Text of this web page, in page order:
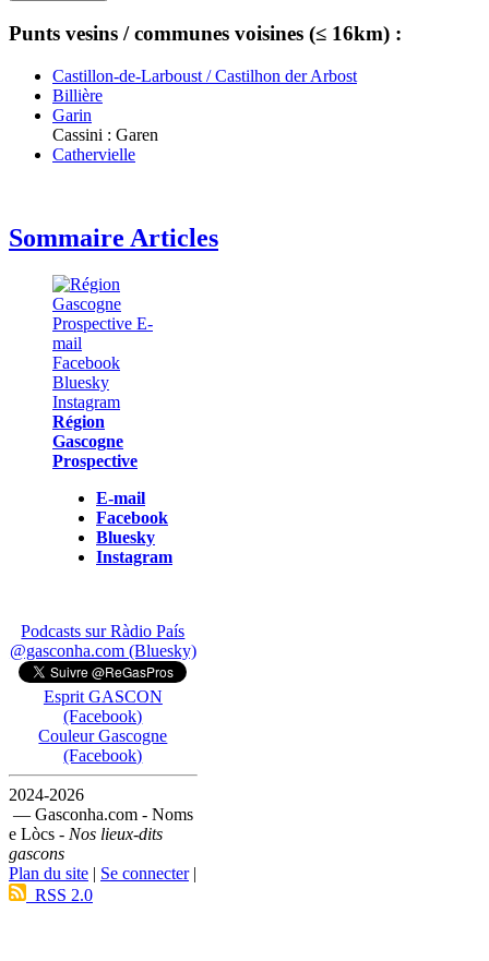
Punts vesins / communes voisines (≤ 16km) :
Castillon-de-Larboust / Castilhon der Arbost
Billière
Garin
Cassini : Garen
Cathervielle
Sommaire Articles
Région
Gascogne
Prospective
E-mail
Facebook
Bluesky
Instagram
Podcasts sur Ràdio País
@gasconha.com (Bluesky)
Esprit GASCON
(Facebook)
Couleur Gascogne
(Facebook)
2024-2026
— Gasconha.com - Noms
e Lòcs - Nos lieux-dits
gascons
Plan du site | Se connecter|
RSS 2.0